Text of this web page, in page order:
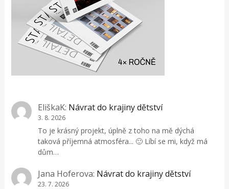
EliškaK: Návrat do krajiny dětství
3. 8. 2026
To je krásný projekt, úplně z toho na mě dýchá
taková příjemná atmosféra... 🙂 Líbí se mi, když má
dům…
Jana Hoferova: Návrat do krajiny dětství
23. 7. 2026